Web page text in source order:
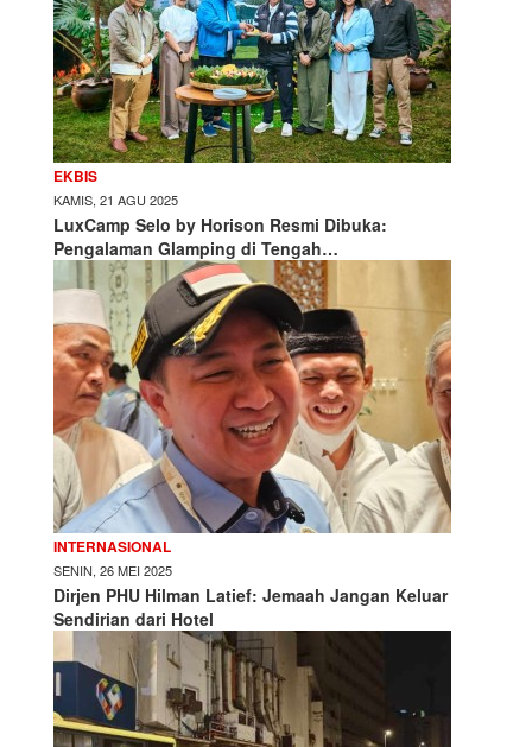
EKBIS
KAMIS, 21 AGU 2025
LuxCamp Selo by Horison Resmi Dibuka:
Pengalaman Glamping di Tengah…
INTERNASIONAL
SENIN, 26 MEI 2025
Dirjen PHU Hilman Latief: Jemaah Jangan Keluar
Sendirian dari Hotel